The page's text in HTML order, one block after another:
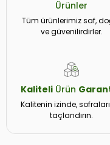
Ürünler
Tüm ürünlerimiz saf,
ve güvenilirdirler.
Kaliteli Ürün
Kalitenin izinde,
taçlandırın.